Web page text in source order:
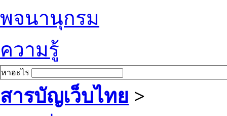
พจนานุกรม
ความรู้
หาอะไร
สารบัญเว็บไทย >